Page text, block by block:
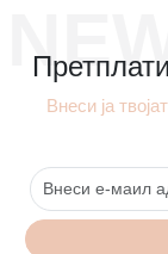
Внеси ја